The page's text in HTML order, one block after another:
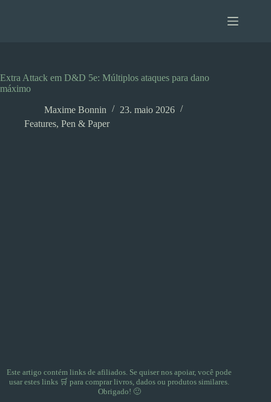
Extra Attack em D&D 5e: Múltiplos ataques para dano
máximo
Maxime Bonnin
23. maio 2026
Features, Pen & Paper
Este artigo contém links de afiliados. Se quiser nos apoiar, você pode
usarestes links 🛒 para comprar livros, dados ou produtos similares.
Obrigado! 🙂